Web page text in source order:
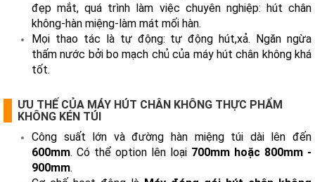
đẹp mắt, quá trình làm việc chuyên nghiệp: hút chân
không-hàn miệng-làm mát mối hàn.
Mọi thao tác là tự động: tự động hút,xả. Ngăn ngừa
thấm nước bởi bo mạch chủ của máy hút chân không khá
tốt.
ƯU THẾ CỦA MÁY HÚT CHÂN KHÔNG THỰC PHẨM
KHÔNG KÉN TÚI
Công suất lớn và đường hàn miệng túi dài lên đến
600mm. Có thể option lên loại 700mm hoặc 800mm -
900mm.